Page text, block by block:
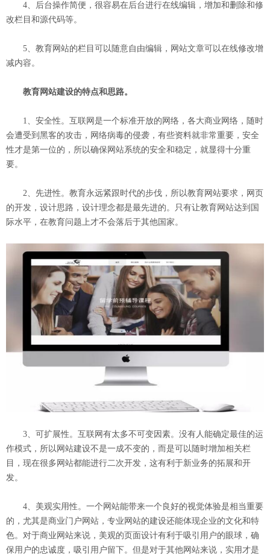
4、后台操作简便，很容易在后台进行在线编辑，增加和删除和修
改栏目和源代码等。
5、教育网站的栏目可以随意自由编辑，网站文章可以在线修改增
减内容。
教育网站建设的特点和思路。
1、安全性。互联网是一个标准开放的网络，各大商业网络，随时
会遭受到黑客的攻击，网络病毒的侵袭，有些资料就非常重要，安全
性才是第一位的，所以确保网站系统的安全和稳定，就显得十分重
要。
2、先进性。教育永远紧跟时代的步伐，所以教育网站要求，网页
的开发，设计思路，设计理念都是最先进的。只有让教育网站达到国
际水平，在教育问题上才不会落后于其他国家。
3、可扩展性。互联网有太多不可变因素。没有人能确定最佳的运
作模式，所以网站建设不是一成不变的，而是可以随时增加相关栏
目，现在很多网站都能进行二次开发，这有利于新业务的拓展和开
发。
4、美观实用性。一个网站能带来一个良好的视觉体验是相当重要
的，尤其是商业门户网站，专业网站的建设还能体现企业的文化和特
色。对于商业网站来说，美观的页面设计有利于吸引用户的眼球，确
保用户的忠诚度，吸引用户留下。但是对于其他网站来说，实用才是